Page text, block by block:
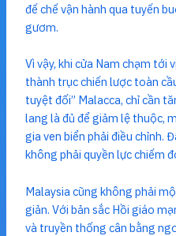
đế chế vận hành qua tuyến
gươm.
Vì vậy, khi cửa Nam chạm
thành trục chiến lược toàn
tuyệt đối” Malacca, chỉ cần
lang là đủ để giảm lệ thuộc,
gia ven biển phải điều chỉnh.
không phải quyền lực chiếm
Malaysia cũng không phải
giản. Với bản sắc Hồi giáo
và truyền thống cân bằng